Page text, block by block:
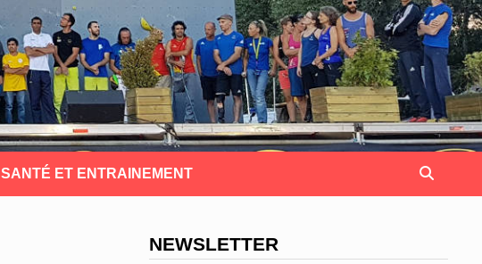
SANTÉ ET ENTRAINEMENT
NEWSLETTER